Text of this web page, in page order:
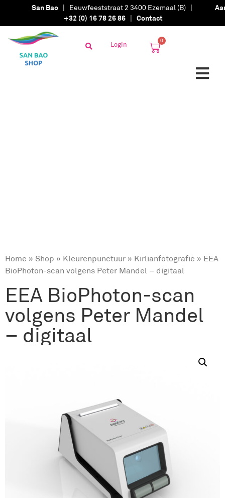
San Bao | Eeuwfeeststraat 2 3400 Ezemaal (B) |
+32 (0) 16 78 26 86 | Contact
Login 0
Home » Shop » Kleurenpunctuur » Kirlianfotografie » EEA
BioPhoton-scan volgens Peter Mandel – digitaal
EEA BioPhoton-scan
volgens Peter Mandel
– digitaal